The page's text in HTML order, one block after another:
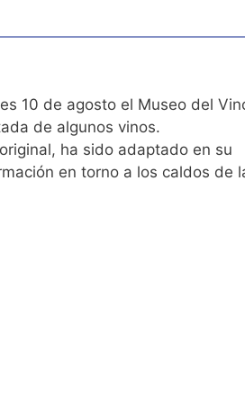
10 de agosto el Museo del
de algunos vinos.
ha sido adaptado en su
en torno a los caldos de